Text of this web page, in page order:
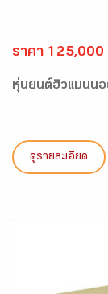
ราคา 125,000
หุ่นยนต์ฮิวแมนนอ
ดูรายละเอียด